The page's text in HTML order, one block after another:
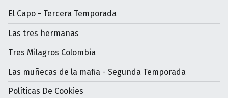
El Capo - Tercera Temporada
Las tres hermanas
Tres Milagros Colombia
Las muñecas de la mafia - Segunda Temporada
Políticas De Cookies